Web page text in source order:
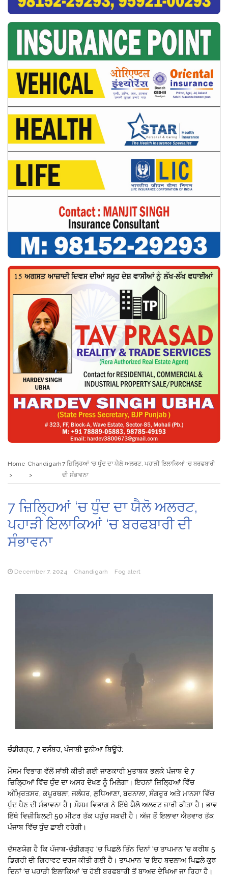
Home Chandigarh7 ਜ਼ਿਲ੍ਹਿਆਂ ‘ਚ ਧੁੰਦ ਦਾ ਯੈਲੋ ਅਲਰਟ, ਪਹਾੜੀ ਇਲਾਕਿਆਂ ‘ਚ ਬਰਫਬਾਰੀ
ਦੀ ਸੰਭਾਵਨਾ
7 ਜ਼ਿਲ੍ਹਿਆਂ ‘ਚ ਧੁੰਦ ਦਾ ਯੈਲੋ ਅਲਰਟ,
ਪਹਾੜੀ ਇਲਾਕਿਆਂ ‘ਚ ਬਰਫਬਾਰੀ ਦੀ
ਸੰਭਾਵਨਾ
December 7, 2024 Chandigarh Fog alert
ਚੰਡੀਗੜ੍ਹ, 7 ਦਸੰਬਰ, ਪੰਜਾਬੀ ਦੁਨੀਆ ਬਿਊਰੋ:
ਮੌਸਮ ਵਿਭਾਗ ਵੱਲੋਂ ਸਾਂਝੀ ਕੀਤੀ ਗਈ ਜਾਣਕਾਰੀ ਮੁਤਾਬਕ ਭਲਕੇ ਪੰਜਾਬ ਦੇ 7
ਜ਼ਿਲ੍ਹਿਆਂ ਵਿੱਚ ਧੁੰਦ ਦਾ ਅਸਰ ਦੇਖਣ ਨੂੰ ਮਿਲੇਗਾ। ਇਹਨਾਂ ਜ਼ਿਲ੍ਹਿਆਂ ਵਿੱਚ
ਅੰਮ੍ਰਿਤਸਰ, ਕਪੂਰਥਲਾ, ਜਲੰਧਰ, ਲੁਧਿਆਣਾ, ਬਰਨਾਲਾ, ਸੰਗਰੂਰ ਅਤੇ ਮਾਨਸਾ ਵਿੱਚ
ਧੁੰਦ ਪੈਣ ਦੀ ਸੰਭਾਵਨਾ ਹੈ। ਮੌਸਮ ਵਿਭਾਗ ਨੇ ਇੱਥੇ ਯੈਲੋ ਅਲਰਟ ਜਾਰੀ ਕੀਤਾ ਹੈ। ਭਾਵ
ਇੱਥੇ ਵਿਜ਼ੀਬਿਲਟੀ 50 ਮੀਟਰ ਤੱਕ ਪਹੁੰਚ ਸਕਦੀ ਹੈ। ਅੱਜ ਤੋਂ ਇਲਾਵਾ ਐਤਵਾਰ ਤੱਕ
ਪੰਜਾਬ ਵਿੱਚ ਧੁੰਦ ਛਾਈ ਰਹੇਗੀ।
ਦੱਸਣਯੋਗ ਹੈ ਕਿ ਪੰਜਾਬ-ਚੰਡੀਗੜ੍ਹ ‘ਚ ਪਿਛਲੇ ਤਿੰਨ ਦਿਨਾਂ ‘ਚ ਤਾਪਮਾਨ ‘ਚ ਕਰੀਬ 5
ਡਿਗਰੀ ਦੀ ਗਿਰਾਵਟ ਦਰਜ ਕੀਤੀ ਗਈ ਹੈ। ਤਾਪਮਾਨ ‘ਚ ਇਹ ਬਦਲਾਅ ਪਿਛਲੇ ਕੁਝ
ਦਿਨਾਂ ‘ਚ ਪਹਾੜੀ ਇਲਾਕਿਆਂ ‘ਚ ਹੋਈ ਬਰਫਬਾਰੀ ਤੋਂ ਬਾਅਦ ਦੇਖਿਆ ਜਾ ਰਿਹਾ ਹੈ।